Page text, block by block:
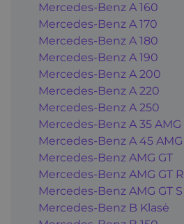
Mercedes-Benz A 160
Mercedes-Benz A 170
Mercedes-Benz A 180
Mercedes-Benz A 190
Mercedes-Benz A 200
Mercedes-Benz A 220
Mercedes-Benz A 250
Mercedes-Benz A 35 AMG
Mercedes-Benz A 45 AMG
Mercedes-Benz AMG GT
Mercedes-Benz AMG GT R
Mercedes-Benz AMG GT S
Mercedes-Benz B Klasė